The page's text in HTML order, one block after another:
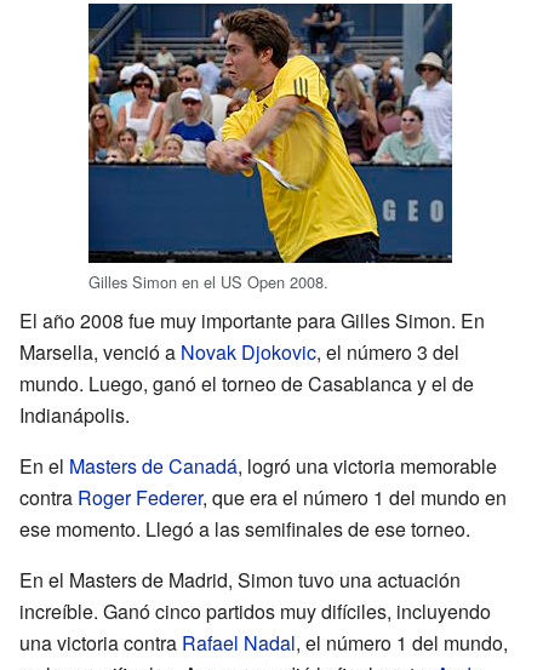
Gilles Simon en el US Open 2008.
El año 2008 fue muy importante para Gilles Simon. En
Marsella, venció a Novak Djokovic, el número 3 del
mundo. Luego, ganó el torneo de Casablanca y el de
Indianápolis.
En el Masters de Canadá, logró una victoria memorable
contra Roger Federer, que era el número 1 del mundo en
ese momento. Llegó a las semifinales de ese torneo.
En el Masters de Madrid, Simon tuvo una actuación
increíble. Ganó cinco partidos muy difíciles, incluyendo
una victoria contra Rafael Nadal, el número 1 del mundo,